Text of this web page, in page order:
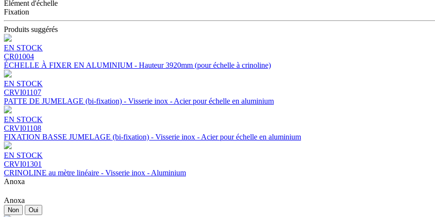
Élément d'échelle
Fixation
Produits suggérés
EN STOCK
CR01004
ÉCHELLE À FIXER EN ALUMINIUM - Hauteur 3920mm (pour échelle à crinoline)
EN STOCK
CRVI01107
PATTE DE JUMELAGE (bi-fixation) - Visserie inox - Acier pour échelle en aluminium
EN STOCK
CRVI01108
FIXATION BASSE JUMELAGE (bi-fixation) - Visserie inox - Acier pour échelle en aluminium
EN STOCK
CRVI01301
CRINOLINE au mètre linéaire - Visserie inox - Aluminium
Anoxa
Anoxa
Non Oui